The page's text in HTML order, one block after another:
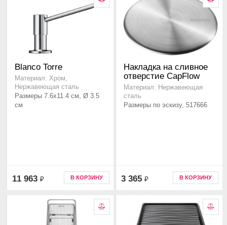
Blanco Torre
Материал: Хром,
Нержавеющая сталь
Размеры 7.6x11.4 см, Ø 3.5
см
11 963 ₽ В КОРЗИНУ
Накладка на сливное
отверстие CapFlow
Материал: Нержавеющая
сталь
Размеры по эскизу, 517666
3 365 ₽ В КОРЗИНУ